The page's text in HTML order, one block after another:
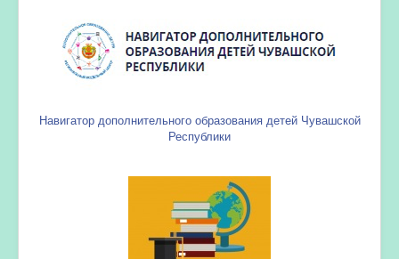
Навигатор дополнительного образования детей Чувашской
Республики